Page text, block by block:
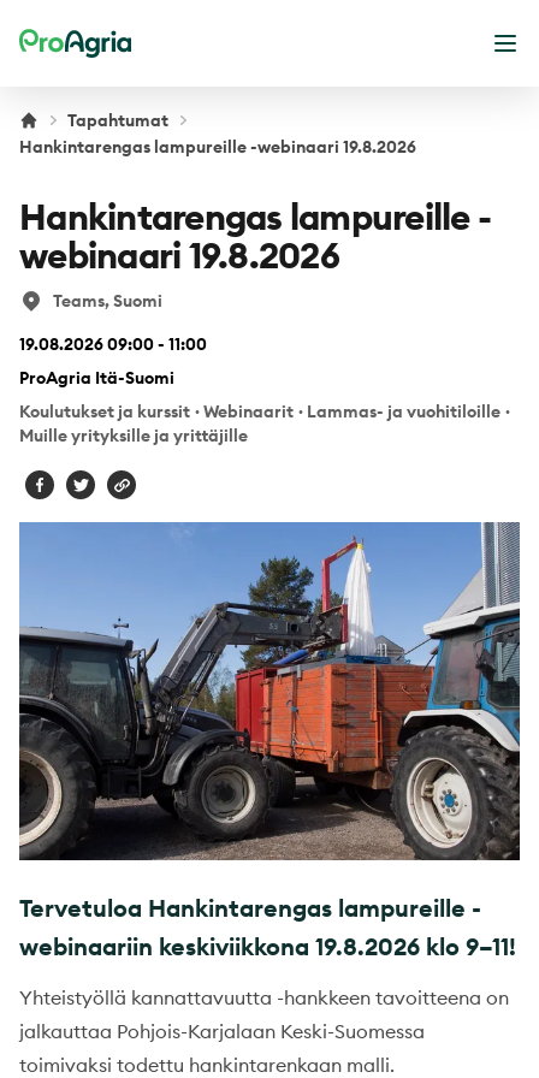
ProAgria
Tapahtumat
Hankintarengas lampureille -webinaari 19.8.2026
Hankintarengas lampureille -
webinaari 19.8.2026
Teams, Suomi
19.08.2026 09:00 - 11:00
ProAgria Itä-Suomi
Koulutukset ja kurssit ·Webinaarit · Lammas- ja vuohitiloille ·
Muille yrityksille ja yrittäjille
Tervetuloa Hankintarengas lampureille -
webinaariin keskiviikkona 19.8.2026 klo 9–11!
Yhteistyöllä kannattavuutta -hankkeen tavoitteena on
jalkauttaa Pohjois-Karjalaan Keski-Suomessa
toimivaksi todettu hankintarenkaan malli.